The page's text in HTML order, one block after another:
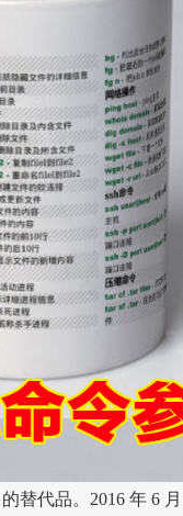
替代品。2016 年 6